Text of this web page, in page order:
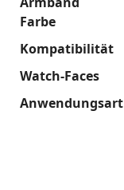
Farbe
Kompatibilität
Watch-Faces
Anwendungsart